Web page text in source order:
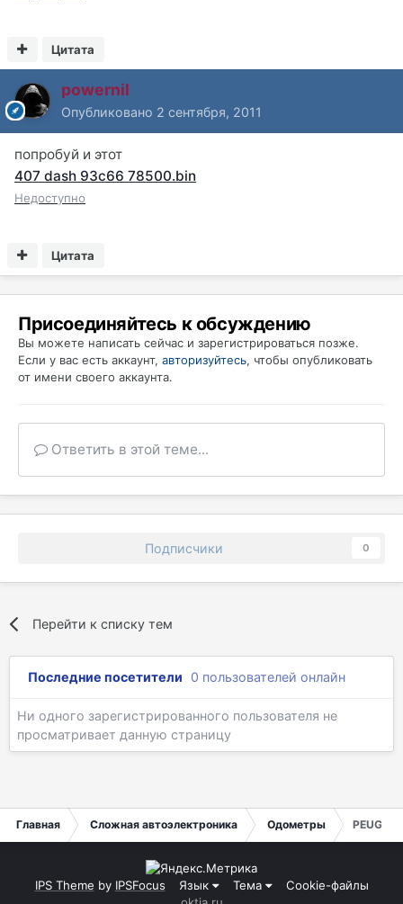
Цитата
powernil
Опубликовано 2 сентября, 2011
попробуй и этот
407 dash 93c66 78500.bin
Недоступно
Цитата
Присоединяйтесь к обсуждению
Вы можете написать сейчас и зарегистрироваться позже.
Если у вас есть аккаунт, авторизуйтесь, чтобы опубликовать
от имени своего аккаунта.
Ответить в этой теме...
Подписчики 0
Перейти к списку тем
Последние посетители 0 пользователей онлайн
Ни одного зарегистрированного пользователя не
просматривает данную страницу
Главная Сложная автоэлектроника Одометры
IPS Theme by IPSFocus Язык Тема
Cookie-файлы